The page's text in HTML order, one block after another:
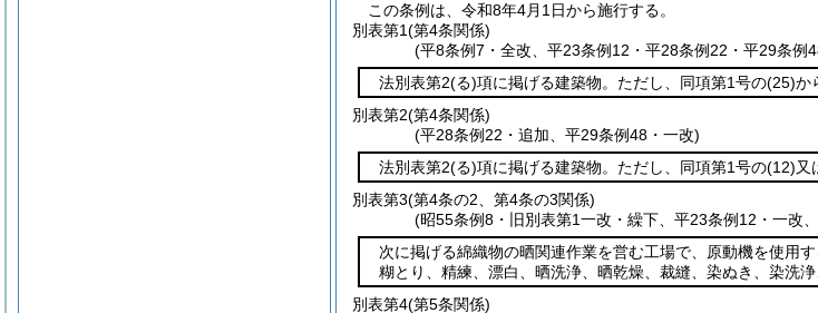
この条例は、令和8年4月1日から施行する。
別表第1(第4条関係)
(平8条例7・全改、平23条例12・平28条例22・平29条例
法別表第2(る)項に掲げる建築物。ただし、同項第1号の(25)か
別表第2(第4条関係)
(平28条例22・追加、平29条例48・一改)
法別表第2(る)項に掲げる建築物。ただし、同項第1号の(12)又
別表第3(第4条の2、第4条の3関係)
(昭55条例8・旧別表第1一改・繰下、平23条例12・一改
次に掲げる綿織物の晒関連作業を営む工場で、原動機を使用
糊とり、精練、漂白、晒洗浄、晒乾燥、裁縫、染ぬき、染洗
別表第4(第5条関係)